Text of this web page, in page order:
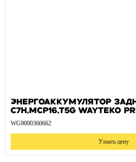
Энергоаккумулятор
C7H,MCP16,T5G WAYTEKO
WG9000360662
Узнать цену